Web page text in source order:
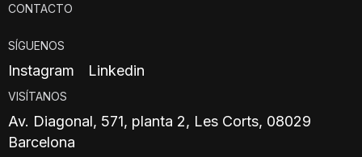
CONTACTO
SÍGUENOS
Instagram Linkedin
VISÍTANOS
Av. Diagonal, 571, planta 2, Les Corts, 08029
Barcelona